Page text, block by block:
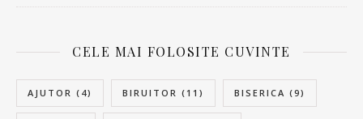
CELE MAI FOLOSITE CUVINTE
AJUTOR (4) BIRUITOR (11) BISERICA (9)